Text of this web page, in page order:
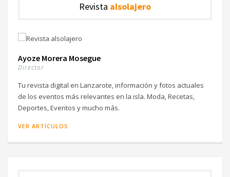
Revista alsolajero
Ayoze Morera Mosegue
Director
Tu revista digital en Lanzarote, información y fotos actuales
de los eventos más relevantes en la isla. Moda, Recetas,
Deportes, Eventos y mucho más.
VER ARTÍCULOS